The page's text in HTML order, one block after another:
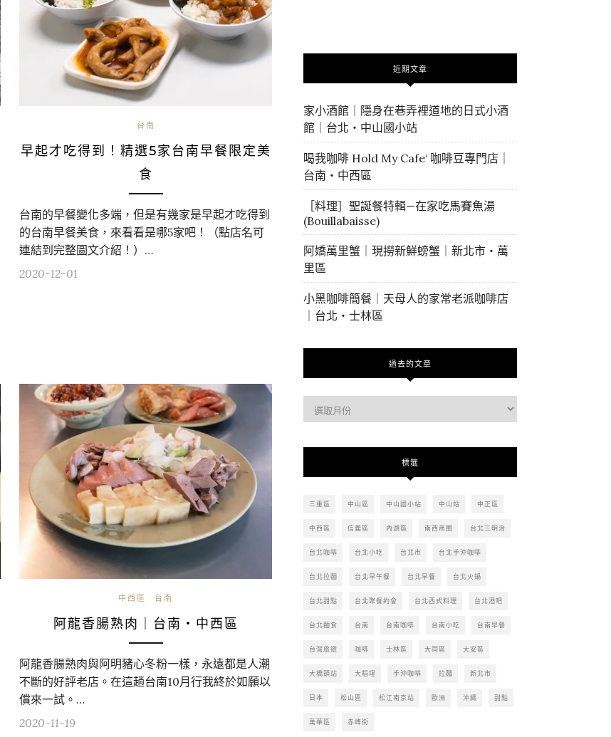
台南
早起才吃得到！精選5家台南早餐限定美
食
台南的早餐變化多端，但是有幾家是早起才吃得到
的台南早餐美食，來看看是哪5家吧！（點店名可
連結到完整圖文介紹！）…
2020-12-01
中西區 台南
阿龍香腸熟肉｜台南・中西區
阿龍香腸熟肉與阿明豬心冬粉一樣，永遠都是人潮
不斷的好評老店。在這趟台南10月行我終於如願以
償來一試。…
2020-11-19
近期文章
家小酒館｜隱身在巷弄裡道地的日式小酒
館｜台北・中山國小站
喝我咖啡 Hold My Cafe‘ 咖啡豆專門店｜
台南・中西區
［料理］聖誕餐特輯—在家吃馬賽魚湯
(Bouillabaisse)
阿嬌萬里蟹｜現撈新鮮螃蟹｜新北市・萬
里區
小黑咖啡簡餐｜天母人的家常老派咖啡店
｜台北・士林區
過去的文章
去
標籤
三重區 中山區 中山國小站 中山站 中正區
中西區 信義區 內湖區 南西商圈 台北三明治
台北咖啡 台北小吃 台北市 台北手沖咖啡
台北拉麵 台北早午餐 台北早餐 台北火鍋
台北甜點 台北聚餐約會 台北西式料理 台北酒吧
台北麵食 台南 台南咖啡 台南小吃 台南早餐
台灣旅遊 咖啡 士林區 大同區 大安區
大橋頭站 大稻埕 手沖咖啡 拉麵 新北市
日本 松山區 松江南京站 歐洲 沖繩 甜點
萬華區 赤峰街